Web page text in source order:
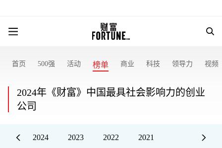
首页 500强 活动 榜单 商业 科技 领导力 视频
2024年《财富》中国最具社会影响力的创业
公司
2024 2023 2022 2021